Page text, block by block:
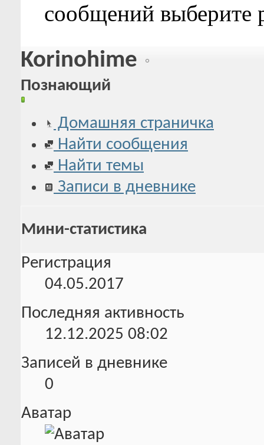
сообщений выберите
Korinohime
Познающий
Домашняя страничка
Найти сообщения
Найти темы
Записи в дневнике
Мини-статистика
Регистрация
04.05.2017
Последняя активность
12.12.2025 08:02
Записей в дневнике
0
Аватар